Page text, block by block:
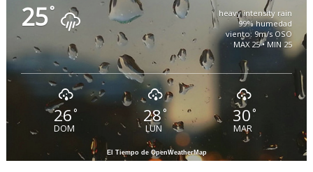
25°
heavy intensity rain
99% humedad
viento: 9m/s OSO
MAX 25 • MIN 25
26°
DOM
28 °
LUN
30°
MAR
El Tiempo de OpenWeatherMap